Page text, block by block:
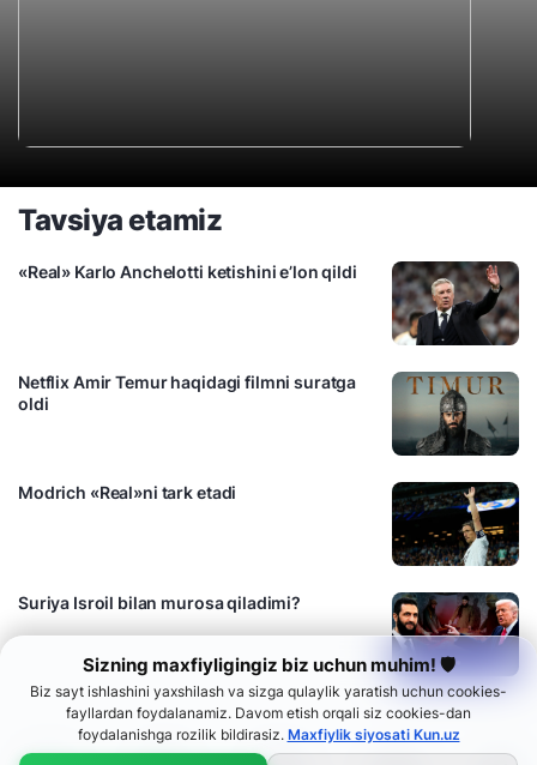
Sizning maxfiyligingiz biz uchun muhim! 🛡
Biz sayt ishlashini yaxshilash va sizga qulaylik yaratish uchun cookies-
fayllardan foydalanamiz. Davom etish orqali siz cookies-dan
foydalanishga rozilik bildirasiz. Maxfiylik siyosati Kun.uz
Tavsiya etamiz
«Real» Karlo Anchelotti ketishini e’lon qildi
Netflix Amir Temur haqidagi filmni suratga
oldi
Modrich «Real»ni tark etadi
Suriya Isroil bilan murosa qiladimi?